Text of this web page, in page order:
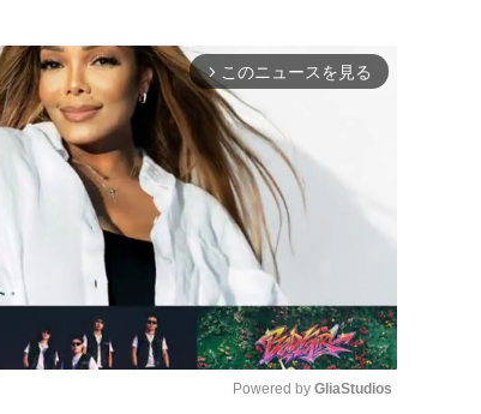
arrow_forward_ios このニュースを見る
Powered by GliaStudios